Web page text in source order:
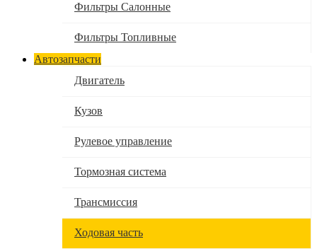
Фильтры Салонные
Фильтры Топливные
Автозапчасти
Двигатель
Кузов
Рулевое управление
Тормозная система
Трансмиссия
Ходовая часть